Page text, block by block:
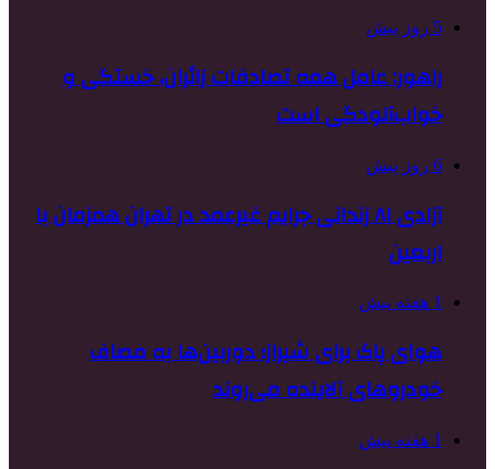
5 روز پیش
راهور: عامل همه تصادفات زائران، خستگی و
خواب‌آلودگی است
6 روز پیش
آزادی ۸۱ زندانی جرایم غیرعمد در تهران همزمان با
اربعین
1 هفته پیش
هوای پاک برای شیراز؛ دوربین‌ها به مصاف
خودروهای آلاینده می‌روند
1 هفته پیش